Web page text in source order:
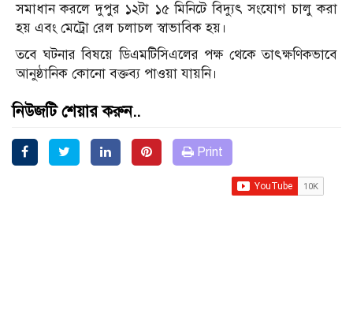
সমাধান করলে দুপুর ১২টা ১৫ মিনিটে বিদ্যুৎ সংযোগ চালু করা
হয় এবং মেট্রো রেল চলাচল স্বাভাবিক হয়।
তবে ঘটনার বিষয়ে ডিএমটিসিএলের পক্ষ থেকে তাৎক্ষণিকভাবে
আনুষ্ঠানিক কোনো বক্তব্য পাওয়া যায়নি।
নিউজটি শেয়ার করুন..
Print